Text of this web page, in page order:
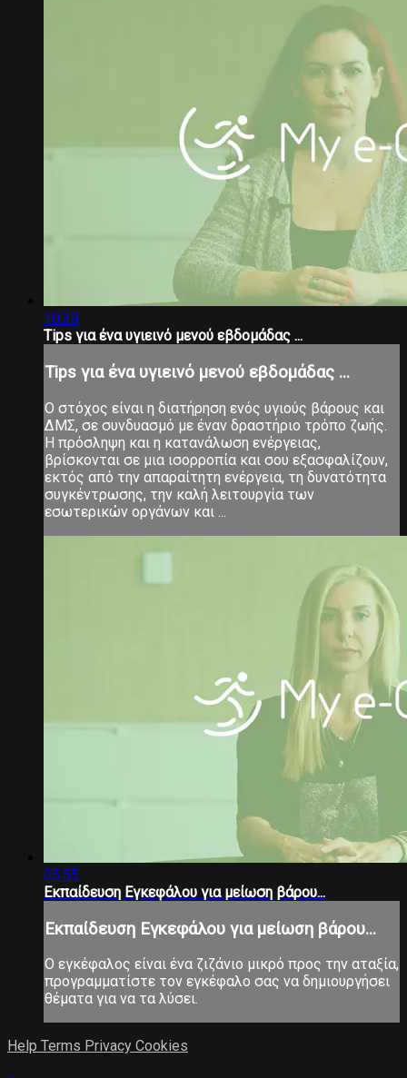
10:39
Tips για ένα υγιεινό μενού εβδομάδας ...
Tips για ένα υγιεινό μενού εβδομάδας ...
Ο στόχος είναι η διατήρηση ενός υγιούς βάρους και
ΔΜΣ, σε συνδυασμό με έναν δραστήριο τρόπο ζωής.
Η πρόσληψη και η κατανάλωση ενέργειας,
βρίσκονται σε μια ισορροπία και σου εξασφαλίζουν,
εκτός από την απαραίτητη ενέργεια, τη δυνατότητα
συγκέντρωσης, την καλή λειτουργία των
εσωτερικών οργάνων και ...
05:55
Εκπαίδευση Εγκεφάλου για μείωση βάρου...
Εκπαίδευση Εγκεφάλου για μείωση βάρου...
Ο εγκέφαλος είναι ένα ζιζάνιο μικρό προς την αταξία,
προγραμματίστε τον εγκέφαλο σας να δημιουργήσει
θέματα για να τα λύσει.
Help Terms Privacy Cookies